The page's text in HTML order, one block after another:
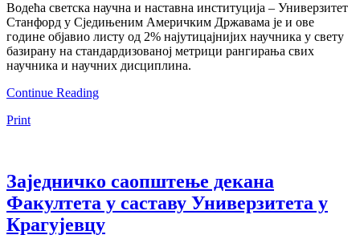
Водећа светска научна и наставна институција – Универзитет
Станфорд у Сједињеним Америчким Државама је и ове
године објавио листу од 2% најутицајнијих научника у свету
базирану на стандардизованој метрици рангирања свих
научника и научних дисциплина.
Continue Reading
Print
Заједничко саопштење декана
Факултета у саставу Универзитета у
Крагујевцу